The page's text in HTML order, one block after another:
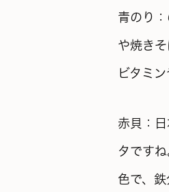
青のり
や焼きそ
ビタミ
赤貝：
タです
色で、